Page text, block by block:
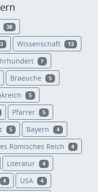
38
Wissenschaft 13
7
Braeuche 5
5
Pfarrer 5
5 Bayern 4
Römisches Reich 4
Literatur 4
4 USA 4